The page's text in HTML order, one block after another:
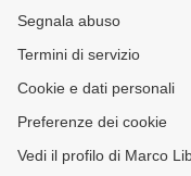
Segnala abuso
Termini di servizio
Cookie e dati personali
Preferenze dei cookie
Vedi il profilo di Marco